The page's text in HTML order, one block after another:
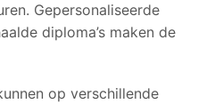
Gepersonaliseerde
diploma’s maken de
op verschillende